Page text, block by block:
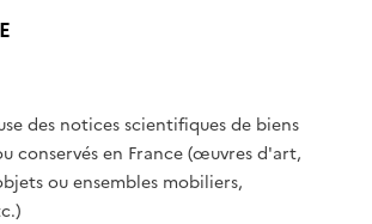
des notices scientifiques de biens
conservés en France (œuvres d'art,
ou ensembles mobiliers,